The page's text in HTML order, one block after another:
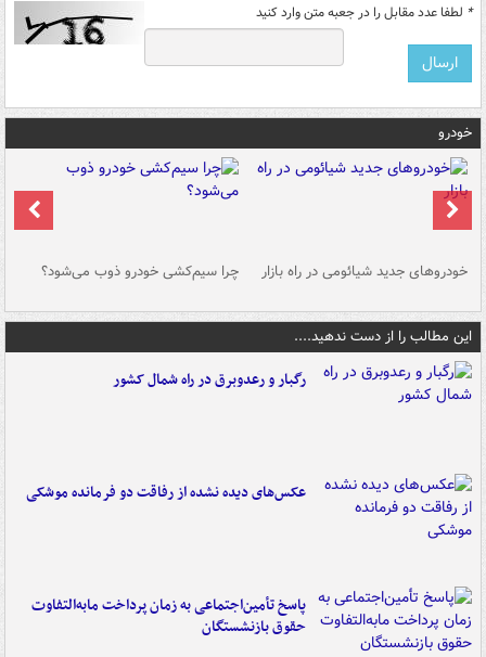
* لطفا عدد مقابل را در جعبه متن وارد کنید
خودرو
خودروهای جدید شیائومی در راه بازار چرا سیم‌کشی خودرو ذوب می‌شود؟
این مطالب را از دست ندهید....
رگبار و رعدوبرق در راه شمال کشور
عکس‌های دیده نشده از رفاقت دو فرمانده‌ موشکی
پاسخ تأمین‌اجتماعی به زمان پرداخت مابه‌التفاوت
حقوق بازنشستگان